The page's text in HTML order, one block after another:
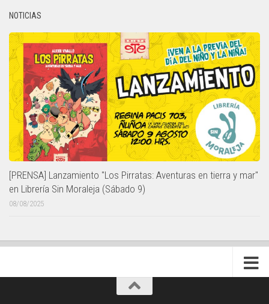
NOTICIAS
[PRENSA] Lanzamiento "Los Pirratas: Aventuras en tierra y mar"
en Librería Sin Moraleja (Sábado 9)
08/08/2025